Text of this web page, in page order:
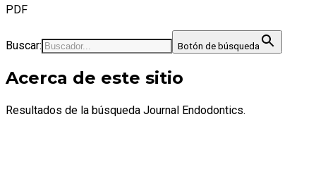
PDF
Buscar: Botón de búsqueda
Acerca de este sitio
Resultados de la búsqueda Journal Endodontics.